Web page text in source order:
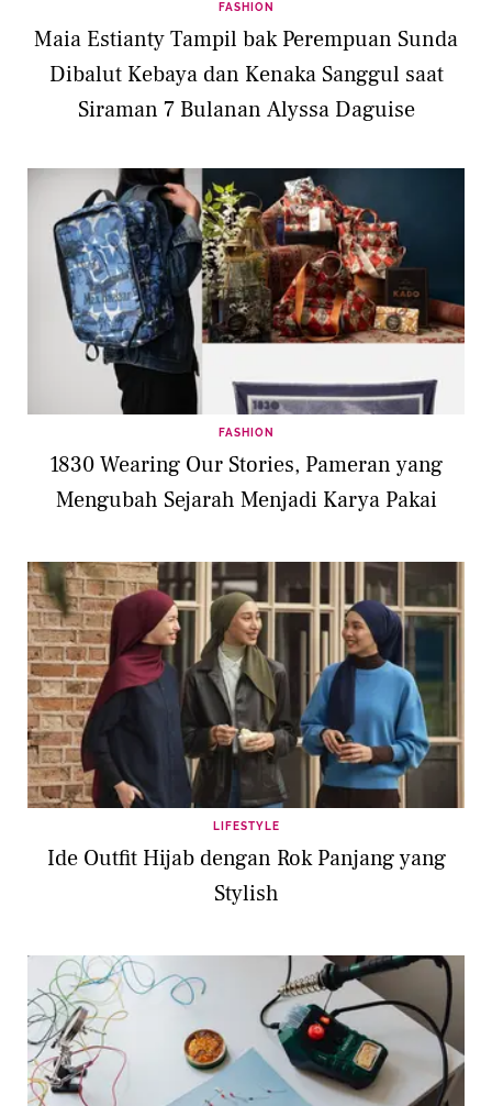
FASHION
Maia Estianty Tampil bak Perempuan Sunda
Dibalut Kebaya dan Kenaka Sanggul saat
Siraman 7 Bulanan Alyssa Daguise
FASHION
1830 Wearing Our Stories, Pameran yang
Mengubah Sejarah Menjadi Karya Pakai
LIFESTYLE
Ide Outfit Hijab dengan Rok Panjang yang
Stylish